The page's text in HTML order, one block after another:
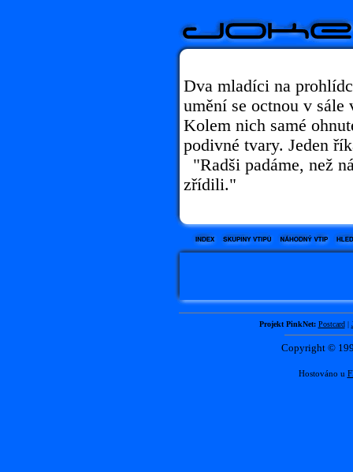
Dva mladíci na
umění se octnou v sále
Kolem nich samé
podivné tvary. Jeden
"Radši padáme, než
zřídili."
Projekt PinkNet: Postcard|
Copyright ©
Hostováno u